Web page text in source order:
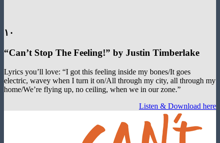
“Can’t Stop The Feeling! ”by Justin Timberlake
Lyrics you’ll love: “I got this feeling inside my bones/It goes
electric, wavey when I turn it on/All through my city, all
home/We’re flying up, no ceiling, when we in our zone.”
Listen &